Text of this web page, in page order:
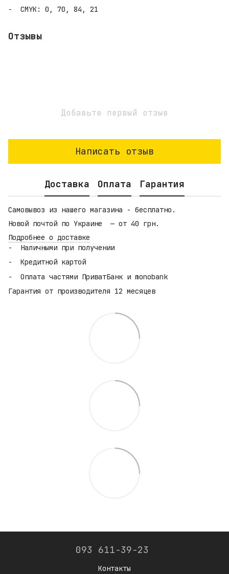
CMYK: 0, 70, 84, 21
Отзывы
Добавьте первый отзыв
Написать отзыв
Доставка Оплата Гарантия
Самовывоз из нашего магазина - бесплатно.
Новой почтой по Украине — от 40 грн.
Подробнее о доставке
Наличными при получении
Кредитной картой
Оплата частями ПриватБанк и monobank
Гарантия от производителя 12 месяцев
093 611-39-23
Контакты